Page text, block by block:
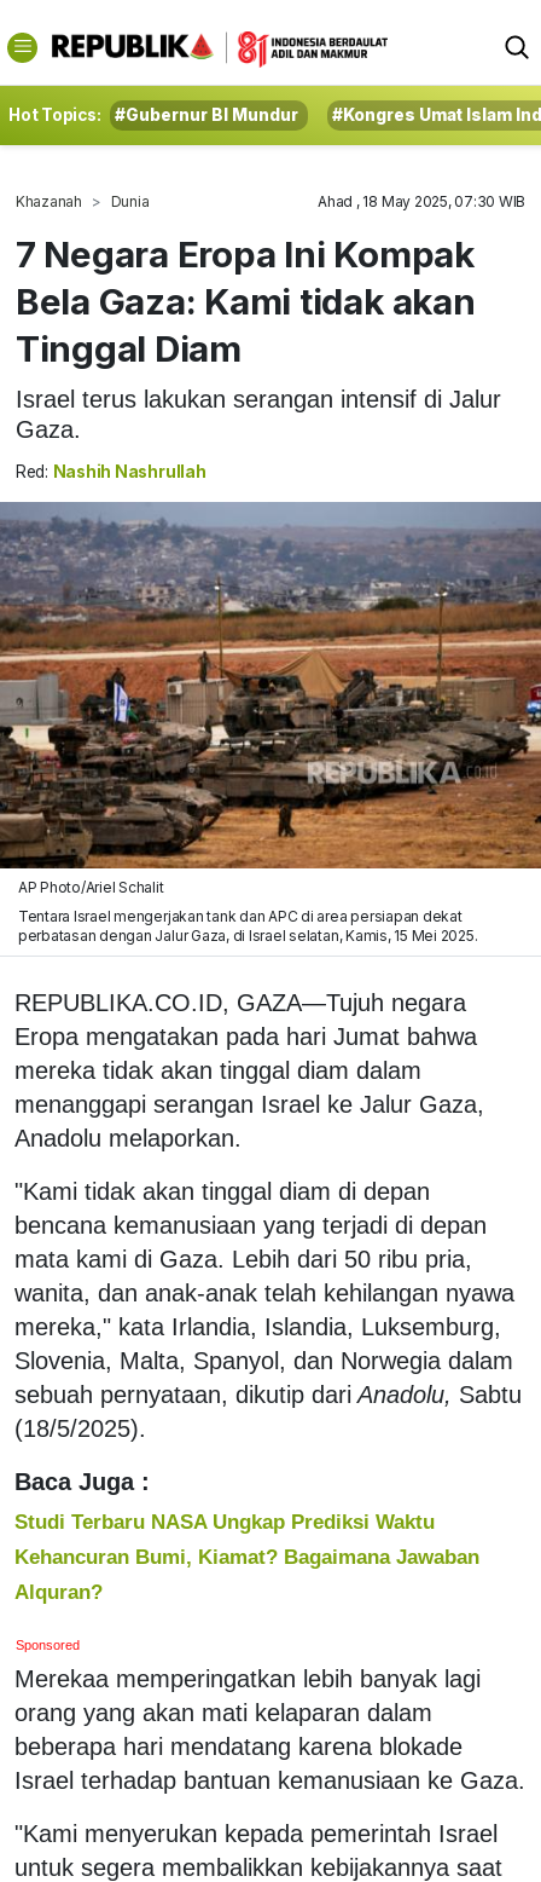
Hot Topics: #Gubernur BI Mundur #Kongres Umat Islam
Khazanah Dunia Ahad , 18 May 2025, 07:30 WIB
7 Negara Eropa Ini Kompak
Bela Gaza: Kami tidak akan
Tinggal Diam
Israel terus lakukan serangan intensif di Jalur
Gaza.
Red: Nashih Nashrullah
AP Photo/Ariel Schalit
Tentara Israel mengerjakan tank dan APC di area persiapan dekat
perbatasan dengan Jalur Gaza, di Israel selatan, Kamis, 15 Mei 2025.
REPUBLIKA.CO.ID, GAZA—Tujuh negara
Eropa mengatakan pada hari Jumat bahwa
mereka tidak akan tinggal diam dalam
menanggapi serangan Israel ke Jalur Gaza,
Anadolu melaporkan.
"Kami tidak akan tinggal diam di depan
bencana kemanusiaan yang terjadi di depan
mata kami di Gaza. Lebih dari 50 ribu pria,
wanita, dan anak-anak telah kehilangan nyawa
mereka," kata Irlandia, Islandia, Luksemburg,
Slovenia, Malta, Spanyol, dan Norwegia dalam
sebuah pernyataan, dikutip dari Anadolu, Sabtu
(18/5/2025).
Baca Juga :
Studi Terbaru NASA Ungkap Prediksi Waktu
Kehancuran Bumi, Kiamat? Bagaimana Jawaban
Alquran?
Sponsored
Merekaa memperingatkan lebih banyak lagi
orang yang akan mati kelaparan dalam
beberapa hari mendatang karena blokade
Israel terhadap bantuan kemanusiaan ke Gaza.
"Kami menyerukan kepada pemerintah Israel
untuk segera membalikkan kebijakannya saat